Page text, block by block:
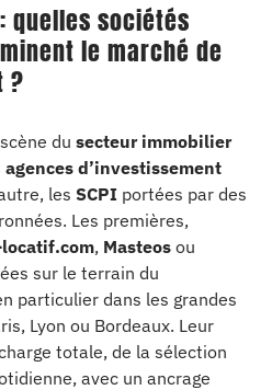
quelles sociétés
le marché de
?
du secteur immobilier
agences d’investissement
les SCPI portées par des
Les premières,
, Masteos ou
sur le terrain du
particulier dans les grandes
Lyon ou Bordeaux. Leur
totale, de la sélection
avec un ancrage